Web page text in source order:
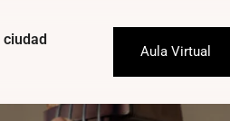
ciudad
Aula Virtual